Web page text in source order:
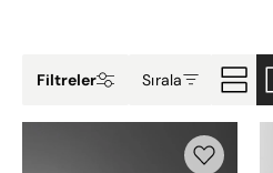
Sırala
Filtreler
Proshine